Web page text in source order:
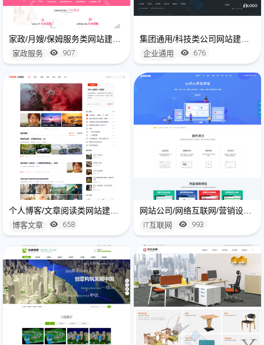
家政服务 907 企业通用 676
博客文章 658 IT互联网 993